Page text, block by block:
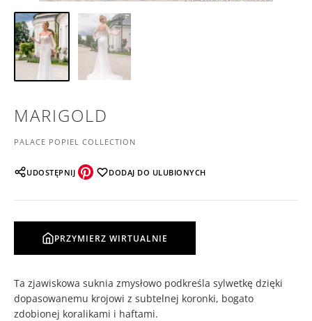
MARIGOLD
PALACE POPIEL COLLECTION
UDOSTĘPNIJ DODAJ DO ULUBIONYCH
PRZYMIERZ WIRTUALNIE
Ta zjawiskowa suknia zmysłowo podkreśla sylwetkę dzięki
dopasowanemu krojowi z subtelnej koronki, bogato
zdobionej koralikami i haftami.